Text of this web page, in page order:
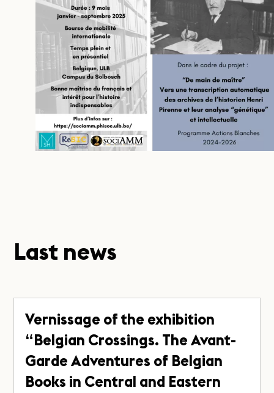
Last news
Vernissage of the exhibition
“Belgian Crossings. The Avant-
Garde Adventures of Belgian
Books in Central and Eastern